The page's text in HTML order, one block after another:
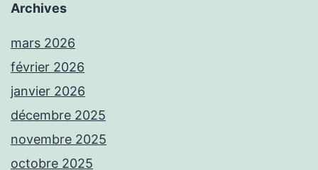
Archives
mars 2026
février 2026
janvier 2026
décembre 2025
novembre 2025
octobre 2025